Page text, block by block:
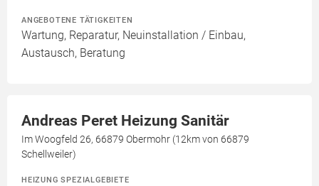
ANGEBOTENE TÄTIGKEITEN
Wartung, Reparatur, Neuinstallation / Einbau,
Austausch, Beratung
Andreas Peret Heizung Sanitär
Im Woogfeld 26, 66879 Obermohr (12km von 66879
Schellweiler)
HEIZUNG SPEZIALGEBIETE